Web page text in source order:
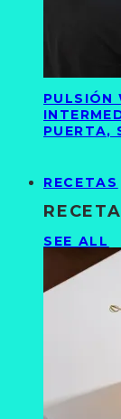
PULSIÓN
PUERTA,
RECETAS
SEE ALL